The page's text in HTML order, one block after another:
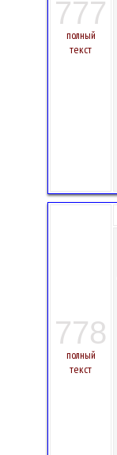
777
полный
текст
778
полный
текст